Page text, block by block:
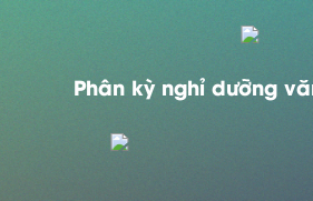
Phân kỳ nghỉ dưỡng